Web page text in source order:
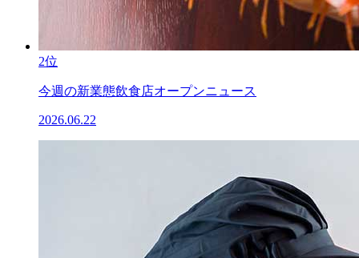
2位
今週の新業態飲食店オープンニュース
2026.06.22